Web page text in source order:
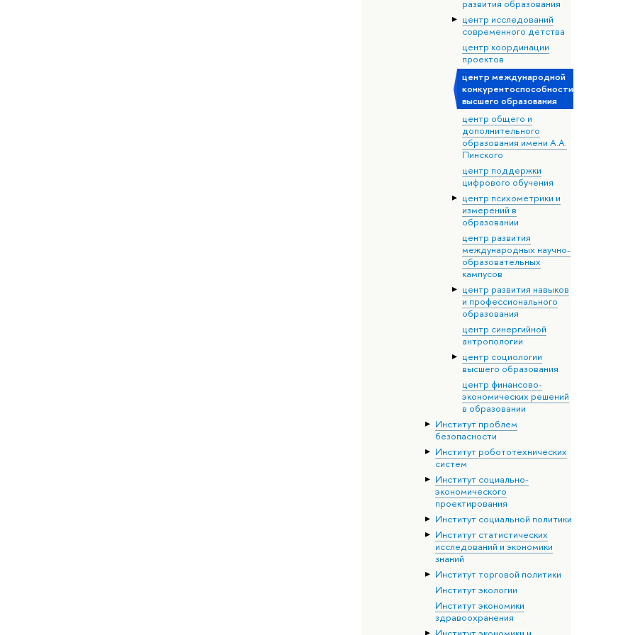
развития образования
центр исследований
современного детства
центр координации
проектов
центр международной
конкурентоспособности
высшего образования
центр общего и
дополнительного
образования имени А.А.
Пинского
центр поддержки
цифрового обучения
центр психометрики и
измерений в
образовании
центр развития
международных научно-
образовательных
кампусов
центр развития навыков
и профессионального
образования
центр синергийной
антропологии
центр социологии
высшего образования
центр финансово-
экономических решений
в образовании
Институт проблем
безопасности
Институт робототехнических
систем
Институт социально-
экономического
проектирования
Институт социальной политики
Институт статистических
исследований и экономики
знаний
Институт торговой политики
Институт экологии
Институт экономики
здравоохранения